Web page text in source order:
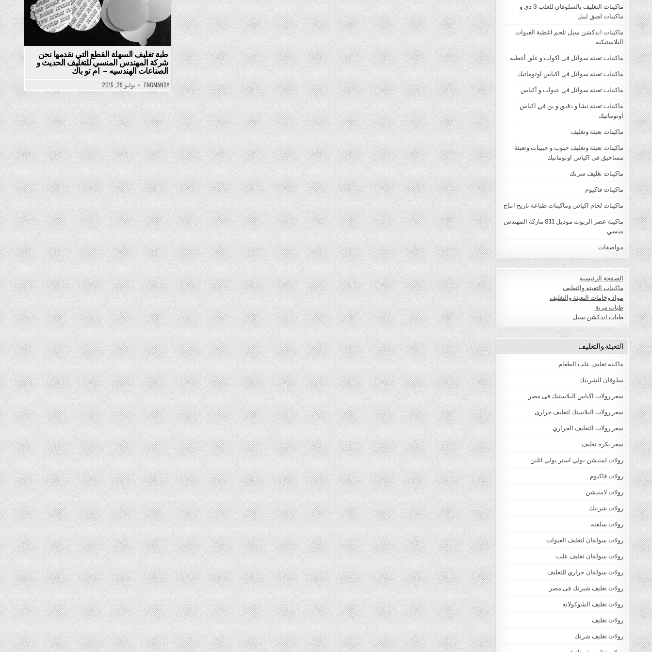
طبة تغليف السهلة القطع التي نقدمها نحن
شركة المهندس المنسي للتغليف الحديث و
الصناعات الهندسيه – ام تو باك
ENGMANSY يوليو 29, 2015
ماكينات التغليف بالسلوفان للعلب 3 دي و
ماكينات لصق ليبل
ماكينات اندكشن سيل تلحم اغطية العبوات
البلاستيكية
ماكينات تعبئة سوائل فى اكواب و غلق أغطية
ماكينات تعبئة سوائل في اكياس اوتوماتيك
ماكينات تعبئة سوائل في عبوات و أكياس
ماكينات تعبئة نشا و دقيق و بن في اكياس
اوتوماتيك
ماكينات تعبئة وتغليف
ماكينات تعبئة وتغليف حبوب و حبيبات وتعبئة
مساحيق في اكياس اوتوماتيك
ماكينات تغليف شرنك
ماكينات فاكيوم
ماكينات لحام اكياس وماكينات طباعة تاريخ انتاج
ماكينة عصر الزيوت موديل 811 ماركة المهندس
منسي
مواصفات
الصفحة الرئيسية
ماكينات التعبئة والتغليف
مواد وخامات التعبئة والتغليف
طبات مرنة
طبات اندكشن سيل
التعبئة والتغليف
ماكينة تغليف علب الطعام
سلوفان الشرينك
سعر رولات اكياس البلاستيك فى مصر
سعر رولات البلاستك لتغليف حرارى
سعر رولات التغليف الحراري
سعر بكرة تغليف
رولات لمنيشن بولي استر بولي اثلين
رولات فاكيوم
رولات لامنيشن
رولات شرينك
رولات سلفنه
رولات سولفان لتغليف العبوات
رولات سولفان تغليف علب
رولات سولفان حراري للتغليف
رولات تغليف شيرنك فى مصر
رولات تغليف الشوكولاته
رولات تغليف
رولات تغليف شرنك